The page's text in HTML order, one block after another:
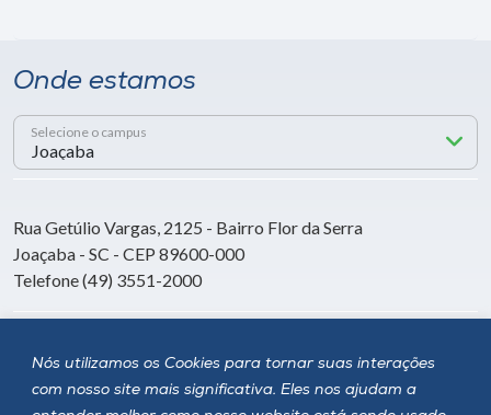
Nós utilizamos os Cookies para tornar suas interações
com nosso site mais significativa. Eles nos ajudam a
Onde estamos
Selecione o campus
Rua Getúlio Vargas, 2125 - Bairro Flor da Serra
Joaçaba - SC - CEP 89600-000
Telefone (49) 3551-2000
Siga a Unoesc